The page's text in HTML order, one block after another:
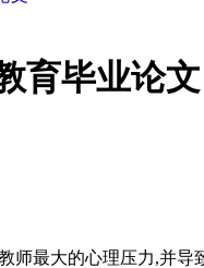
育毕业论文
最大的心理压力,并